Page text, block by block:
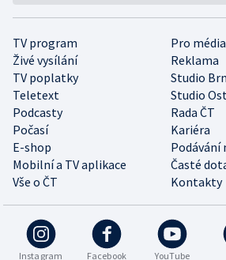
TV program
Pro média
Živé vysílání
Reklama
TV poplatky
Studio
Teletext
Studio
Podcasty
Rada ČT
Počasí
Kariéra
E-shop
Podávání
Mobilní a TV aplikace
Časté
Vše o ČT
Kontakty
Instagram Facebook YouTube